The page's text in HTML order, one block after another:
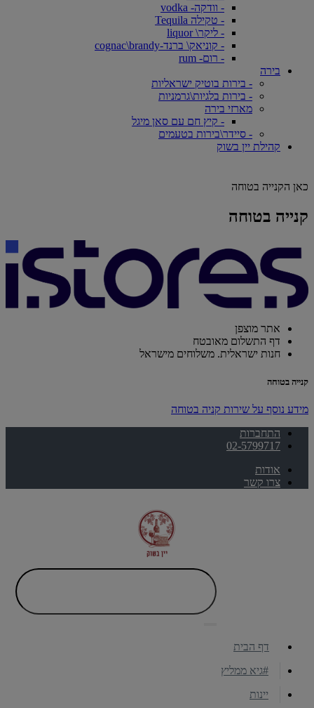
- וודקה- vodka
- טקילה Tequila
- ליקר\ liquor
- קוניאק\ ברנד-cognac\brandy
- רום- rum
בירה
- בירות בוטיק ישראליות
- בירות בלגיות\גרמניות
מארזי בירה
- קיץ חם עם סאן מיגל
- סיידר\בירות בטעמים
קהילת יין בשוק
כאן הקנייה בטוחה
קנייה בטוחה
אתר מוצפן
דף התשלום מאובטח
חנות ישראלית. משלוחים מישראל
קנייה בטוחה
מידע נוסף על שירות קניה בטוחה
התחברות
02-5799717
אודות
צרו קשר
דף הבית
#גיא ממליץ
יינות